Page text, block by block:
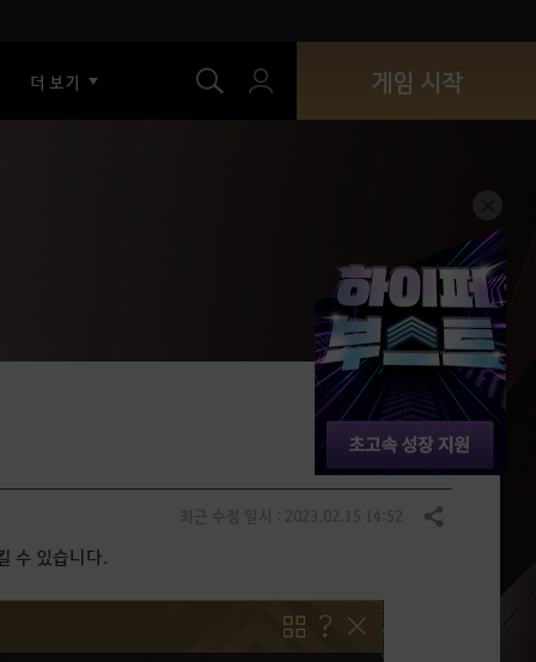
더 보기 게임 시작
공유하기
수 있습니다.